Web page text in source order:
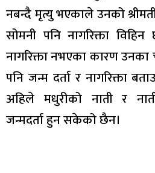
नबन्दै मृत्यु भएकाले उनको
सोमनी पनि नागरिक्ता
नागरिक्ता नभएका कारण उनका
पनि जन्म दर्ता र नागरिक्ता
अहिले मधुरीको नाती र
जन्मदर्ता हुन सकेको छैन।